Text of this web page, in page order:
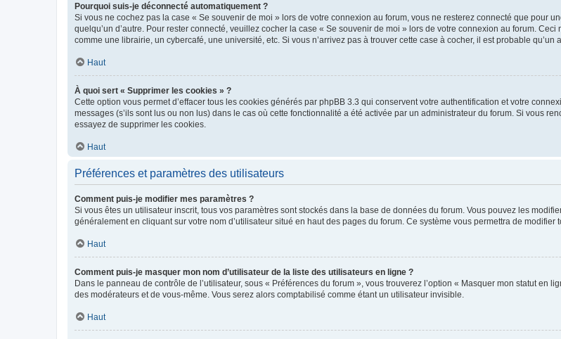
Pourquoi suis-je déconnecté automatiquement ?
Si vous ne cochez pas la case « Se souvenir de moi » lors de votre connexion au forum, vous ne resterez connecté que pour
quelqu’un d’autre. Pour rester connecté, veuillez cocher la case « Se souvenir de moi » lors de votre connexion au forum.
comme une librairie, un cybercafé, une université, etc. Si vous n’arrivez pas à trouver cette case à cocher, il est probable
Haut
À quoi sert « Supprimer les cookies » ?
Cette option vous permet d’effacer tous les cookies générés par phpBB 3.3 qui conservent votre authentification et votre
messages (s’ils sont lus ou non lus) dans le cas où cette fonctionnalité a été activée par un administrateur du forum. Si vous
essayez de supprimer les cookies.
Haut
Préférences et paramètres des utilisateurs
Comment puis-je modifier mes paramètres ?
Si vous êtes un utilisateur inscrit, tous vos paramètres sont stockés dans la base de données du forum. Vous pouvez les
généralement en cliquant sur votre nom d’utilisateur situé en haut des pages du forum. Ce système vous permettra de modifier
Haut
Comment puis-je masquer mon nom d’utilisateur de la liste des utilisateurs en ligne ?
Dans le panneau de contrôle de l’utilisateur, sous « Préférences du forum », vous trouverez l’option « Masquer mon statut en
des modérateurs et de vous-même. Vous serez alors comptabilisé comme étant un utilisateur invisible.
Haut